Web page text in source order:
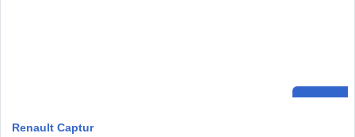
Renault Captur